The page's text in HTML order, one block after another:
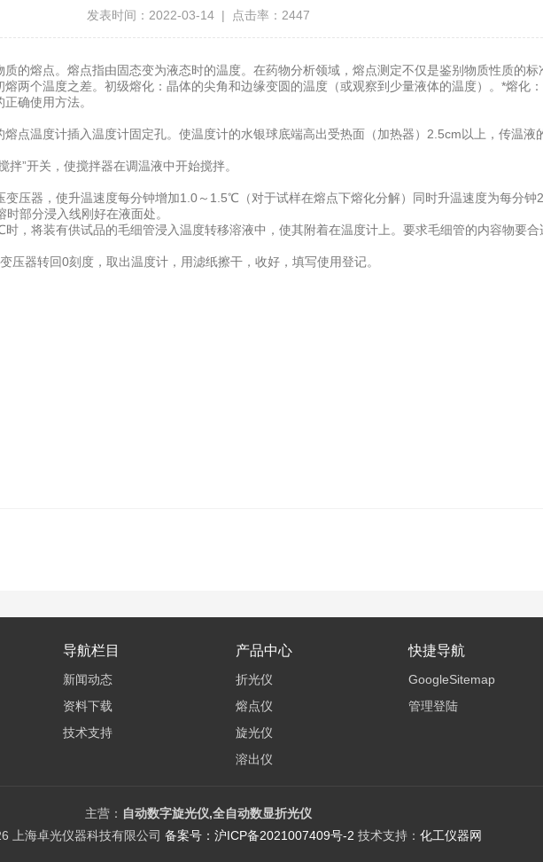
发表时间：2022-03-14 | 点击率：2447
熔点。熔点指由固态变为液态时的温度。在药物分析领域，熔点测定不仅是鉴别物质性质的标
两个温度之差。初级熔化：晶体的尖角和边缘变圆的温度（或观察到少量液体的温度）。*熔化：
确使用方法。
温度计插入温度计固定孔。使温度计的水银球底端高出受热面（加热器）2.5cm以上，传温液
”开关，使搅拌器在调温液中开始搅拌。
器，使升温速度每分钟增加1.0～1.5℃（对于试样在熔点下熔化分解）同时升温速度为每分钟
部分浸入线刚好在液面处。
将装有供试品的毛细管浸入温度转移溶液中，使其附着在温度计上。要求毛细管的内容物要合
器转回0刻度，取出温度计，用滤纸擦干，收好，填写使用登记。
导航栏目
新闻动态
资料下载
技术支持
产品中心
折光仪
熔点仪
旋光仪
溶出仪
差示热分析仪
紫外/可见分光光度计
快捷导航
GoogleSitemap
管理登陆
主营： 自动数字旋光仪,全自动数显折光仪
上海卓光仪器科技有限公司 备案号：沪ICP备2021007409号-2 技术支持： 化工仪器网